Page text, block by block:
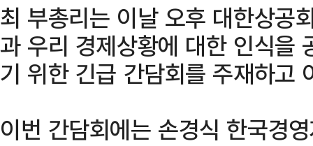
최 부총리는 이날 오후 대한상공
과 우리 경제상황에 대한 인식을
기 위한 긴급 간담회를 주재하고
이번 간담회에는 손경식 한국경